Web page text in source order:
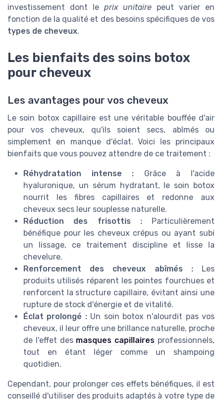
investissement dont le prix unitaire peut varier en
fonction de la qualité et des besoins spécifiques de vos
types de cheveux.
Les bienfaits des soins botox
pour cheveux
Les avantages pour vos cheveux
Le soin botox capillaire est une véritable bouffée d'air
pour vos cheveux, qu'ils soient secs, abîmés ou
simplement en manque d'éclat. Voici les principaux
bienfaits que vous pouvez attendre de ce traitement :
Réhydratation intense : Grâce à l'acide
hyaluronique, un sérum hydratant, le soin botox
nourrit les fibres capillaires et redonne aux
cheveux secs leur souplesse naturelle.
Réduction des frisottis :Particulièrement
bénéfique pour les cheveux crépus ou ayant subi
un lissage, ce traitement discipline et lisse la
chevelure.
Renforcement des cheveux abîmés :Les
produits utilisés réparent les pointes fourchues et
renforcent la structure capillaire, évitant ainsi une
rupture de stock d'énergie et de vitalité.
Éclat prolongé :Un soin botox n'alourdit pas vos
cheveux, il leur offre une brillance naturelle, proche
de l'effet des masques capillaires professionnels,
tout en étant léger comme un shampoing
quotidien.
Cependant, pour prolonger ces effets bénéfiques, il est
conseillé d'utiliser des produits adaptés à votre type de